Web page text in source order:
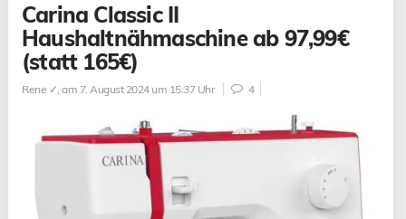
Carina Classic II
Haushaltnähmaschine ab 97,99€
(statt 165€)
Rene ✓, am 7. August 2024 um 15:37 Uhr 4